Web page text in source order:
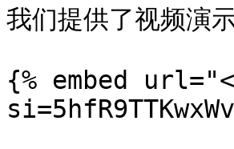
我们提供了视频演
{% embed